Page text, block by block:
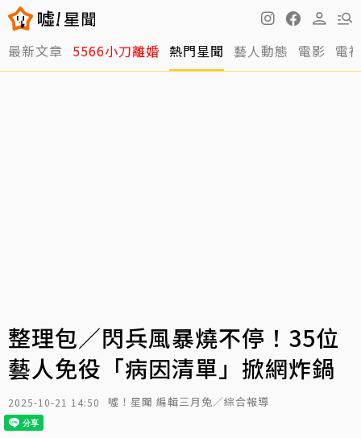
最新文章 5566小刀離婚 熱門星聞 藝人動態 電影 電
整理包／閃兵風暴燒不停！35位
藝人免役「病因清單」掀網炸鍋
2025-10-21 14:50 噓！星聞 編輯三月兔／綜合報導